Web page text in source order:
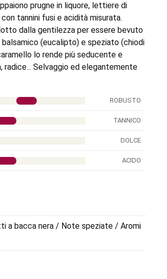
Khün eToni Sarrión(Bodega
di botti usate che non diffondono
L'Hacienda Solano Selección è
per affrontare il futuro con garanzie.
prugne in liquore, lettiere di
tannini fusi e acidità misurata.
dalla gentilezza per essere bevuto
(eucalipto) e speziato (chiodi
lo rende più seducente e
radice... Selvaggio ed elegantemente
ROBUSTO
TANNICO
DOLCE
ACIDO
a bacca nera / Note speziate / Aromi